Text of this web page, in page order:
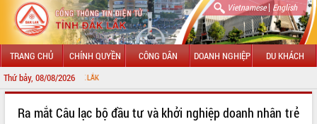
Vietnamese| English
TRANG CHỦ CHÍNH QUYỀN CÔNG DÂN DOANH NGHIỆP DU KHÁCH
Thứ bảy, 08/08/2026
Ra mắt Câu lạc bộ đầu tư và khởi nghiệp doanh nhân trẻ